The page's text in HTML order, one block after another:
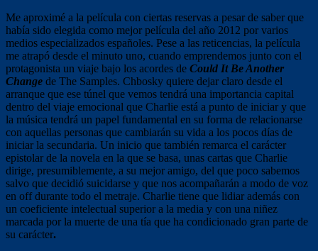
Me aproximé a la película con ciertas reservas a pesar de saber que
había sido elegida como mejor película del año 2012 por varios
medios especializados españoles. Pese a las reticencias, la película
me atrapó desde el minuto uno, cuando emprendemos junto con el
protagonista un viaje bajo los acordes de Could It Be Another
Change de The Samples. Chbosky quiere dejar claro desde el
arranque que ese túnel que vemos tendrá una importancia capital
dentro del viaje emocional que Charlie está a punto de iniciar y que
la música tendrá un papel fundamental en su forma de relacionarse
con aquellas personas que cambiarán su vida a los pocos días de
iniciar la secundaria. Un inicio que también remarca el carácter
epistolar de la novela en la que se basa, unas cartas que Charlie
dirige, presumiblemente, a su mejor amigo, del que poco sabemos
salvo que decidió suicidarse y que nos acompañarán a modo de voz
en off durante todo el metraje. Charlie tiene que lidiar además con
un coeficiente intelectual superior a la media y con una niñez
marcada por la muerte de una tía que ha condicionado gran parte de
su carácter.